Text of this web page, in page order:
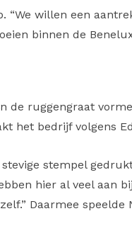
willen een
binnen de
de ruggengraat
het bedrijf volgens
stempel
hier al veel aan
Daarmee